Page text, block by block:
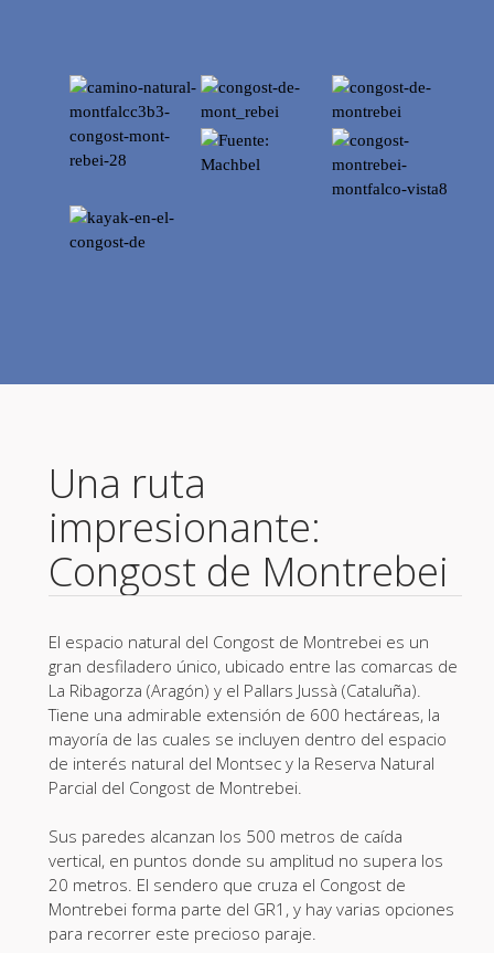
Una ruta
impresionante:
Congost de Montrebei
El espacio natural del Congost de Montrebei es un
gran desfiladero único, ubicado entre las comarcas de
La Ribagorza (Aragón) y el Pallars Jussà (Cataluña).
Tiene una admirable extensión de 600 hectáreas, la
mayoría de las cuales se incluyen dentro del espacio
de interés natural del Montsec y la Reserva Natural
Parcial del Congost de Montrebei.
Sus paredes alcanzan los 500 metros de caída
vertical, en puntos donde su amplitud no supera los
20 metros. El sendero que cruza el Congost de
Montrebei forma parte del GR1, y hay varias opciones
para recorrer este precioso paraje.